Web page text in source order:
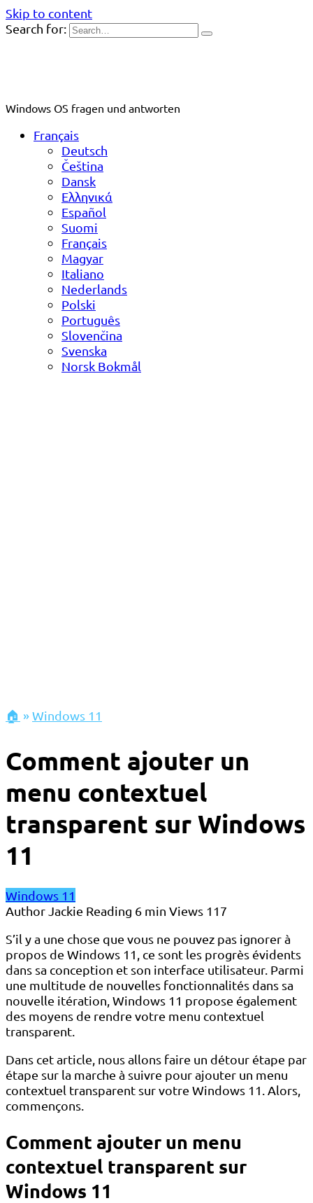
Skip to content
Search for:
Windows OS fragen und antworten
Français
Deutsch
Čeština
Dansk
Ελληνικά
Español
Suomi
Français
Magyar
Italiano
Nederlands
Polski
Português
Slovenčina
Svenska
Norsk Bokmål
🏠 »Windows 11
Comment ajouter un
menu contextuel
transparent sur Windows
11
Windows 11
AuthorJackie Reading 6 min Views 117
S’il y a une chose que vous ne pouvez pas ignorer à
propos de Windows 11, ce sont les progrès évidents
dans sa conception et son interface utilisateur. Parmi
une multitude de nouvelles fonctionnalités dans sa
nouvelle itération, Windows 11 propose également
des moyens de rendre votre menu contextuel
transparent.
Dans cet article, nous allons faire un détour étape par
étape sur la marche à suivre pour ajouter un menu
contextuel transparent sur votre Windows 11. Alors,
commençons.
Comment ajouter un menu
contextuel transparent sur
Windows 11